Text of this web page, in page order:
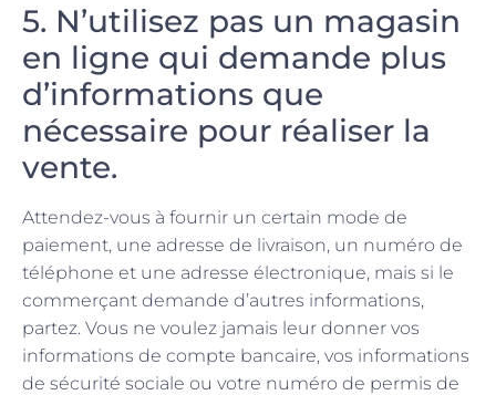
5. N’utilisez pas un magasin
en ligne qui demande plus
d’informations que
nécessaire pour réaliser la
vente.
Attendez-vous à fournir un certain mode de
paiement, une adresse de livraison, un numéro de
téléphone et une adresse électronique, mais si le
commerçant demande d’autres informations,
partez. Vous ne voulez jamais leur donner vos
informations de compte bancaire, vos informations
de sécurité sociale ou votre numéro de permis de